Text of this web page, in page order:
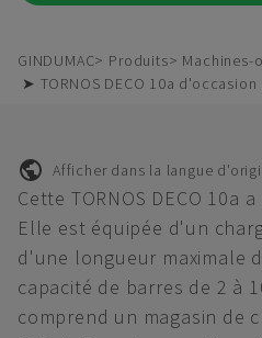
GINDUMAC Produits
Machines-
➤ TORNOS DECO 10a
Afficher dans la langue
Cette TORNOS DECO 10a
Elle est équipée d'un
d'une longueur maximale
capacité de barres de 2 à
comprend un magasin de